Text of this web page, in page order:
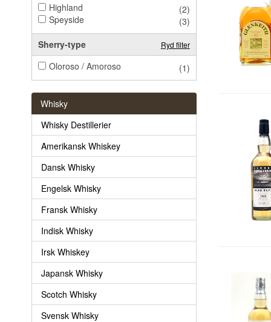
Highland
(2)
Speyside
(3)
Sherry-type
Ryd filter
Oloroso / Amoroso (1)
Whisky
Whisky Destillerier
Amerikansk Whiskey
Dansk Whisky
Engelsk Whisky
Fransk Whisky
Indisk Whisky
Irsk Whiskey
Japansk Whisky
Scotch Whisky
Svensk Whisky